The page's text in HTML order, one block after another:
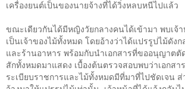
เครื่องยนต์เป็นของนายจ้างที่ได้วิ่งหลบหนีไปแล้ว
ขณะเดียวกันได้มีหญิงวัยกลางคนได้เข้ามา พบเจ้
เป็นเจ้าของไม้ทั้งหมด โดยอ้างว่าได้แปรรูปไม้ดังก
และร้านอาหาร พร้อมกับนำเอกสารที่ขออนุญาตตั
สักทั้งหมดมาแสดง เบื้องต้นตรวจสอบพบว่าเอกสา
ระเบียบราชการและไม้ทั้งหมดมีที่มาที่ไปชัดเจน ส่